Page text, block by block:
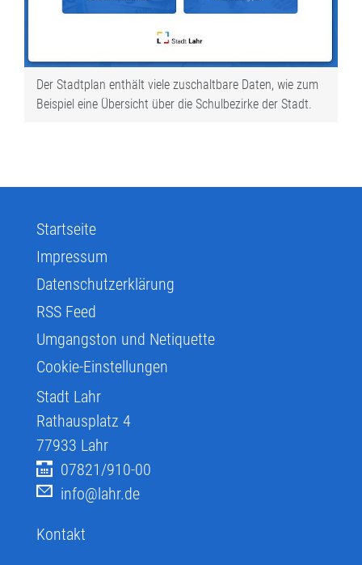
Der Stadtplan enthält viele zuschaltbare Daten, wie zum
Beispiel eine Übersicht über die Schulbezirke der Stadt.
Startseite
Impressum
Datenschutzerklärung
RSS Feed
Umgangston und Netiquette
Cookie-Einstellungen
Stadt Lahr
Rathausplatz 4
77933 Lahr
07821/910-00
info@lahr.de
Kontakt